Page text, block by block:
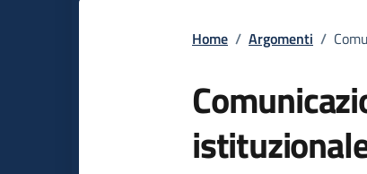
Home / Argomenti /